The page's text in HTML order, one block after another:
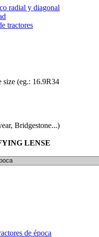
radial y diagonal
tractores
size (eg.: 16.9R34
Bridgestone...)
LENSE
de época